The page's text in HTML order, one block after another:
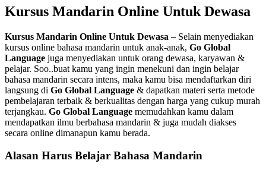
Kursus Mandarin Online Untuk Dewasa
Kursus Mandarin Online Untuk Dewasa – Selain menyediakan
kursus online bahasa mandarin untuk anak-anak, Go Global
Language juga menyediakan untuk orang dewasa, karyawan &
pelajar. Soo..buat kamu yang ingin menekuni dan ingin belajar
bahasa mandarin secara intens, maka kamu bisa mendaftarkan diri
langsung di Go Global Language & dapatkan materi serta metode
pembelajaran terbaik & berkualitas dengan harga yang cukup murah
terjangkau. Go Global Language memudahkan kamu dalam
mendapatkan ilmu berbahasa mandarin & juga mudah diakses
secara online dimanapun kamu berada.
Alasan Harus Belajar Bahasa Mandarin